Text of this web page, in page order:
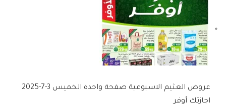
عروض العثيم الاسبوعية صفحة واحدة الخميس 3-7-2025
اجازتك أوفر